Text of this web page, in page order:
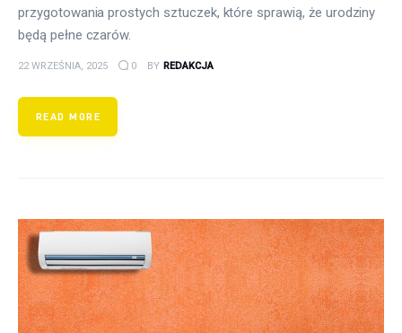
przygotowania prostych sztuczek, które sprawią, że urodziny
będą pełne czarów.
22 WRZEŚNIA, 2025 0 BY REDAKCJA
READ MORE